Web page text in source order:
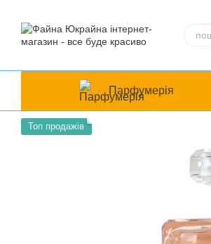
Парфумерія
Топ продажів